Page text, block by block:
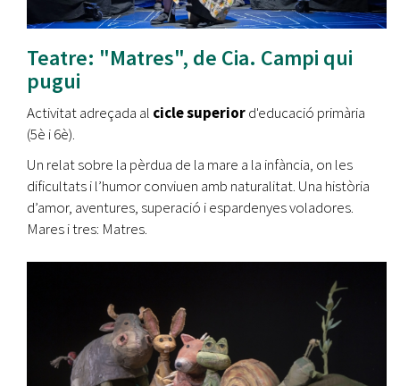
Teatre: "Matres", de Cia. Campi qui
pugui
Activitat adreçada al cicle superiord'educació primària
(5è i 6è).
Un relat sobre la pèrdua de la mare a la infància, on les
dificultats i l’humor conviuen amb naturalitat. Una història
d’amor, aventures, superació i espardenyes voladores.
Mares i tres: Matres.